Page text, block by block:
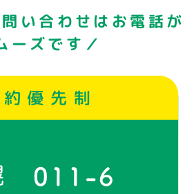
い合わせはお電話が
ーズです／
優先制
011-6